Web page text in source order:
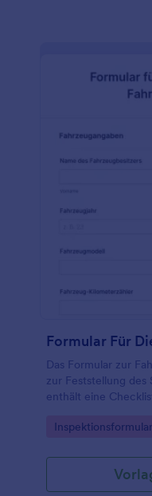
Das Formular zur
zur Feststellung des
enthält eine
Go to Category: